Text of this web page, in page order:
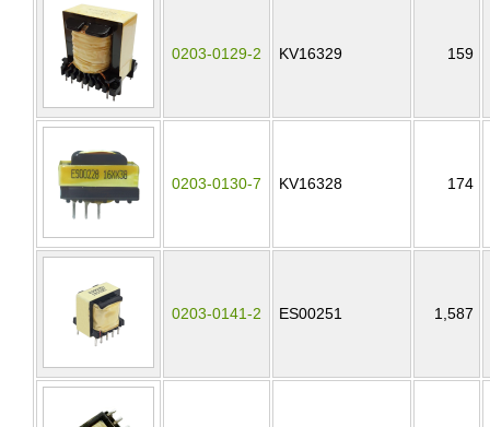
0203-0129-2 KV16329 159
0203-0130-7 KV16328 174
0203-0141-2 ES00251 1,587